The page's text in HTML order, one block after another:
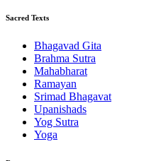
Sacred Texts
Bhagavad Gita
Brahma Sutra
Mahabharat
Ramayan
Srimad Bhagavat
Upanishads
Yog Sutra
Yoga